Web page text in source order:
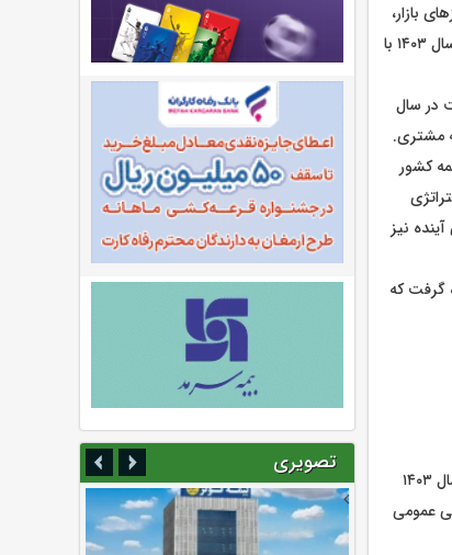
بازار،
روندی رو به رشد و پایدار را رقم بزنند. بیمه پاسارگاد یکی از این نمونه‌های قابل‌توجه است؛ شرکتی که در سال ۱۴۰۳ با
در سال
مشتری.
بیمه کشور
نیز
گرفت که
حق بیمه صادره در حوزه درمان از ۱۱،۶۸۵،۹۲۴ میلیون ریال در سال ۱۴۰۲ به ۲۵،۹۲۵،۵۹۴ میلیون ریال در سال ۱۴۰۳
عمومی
تصویری